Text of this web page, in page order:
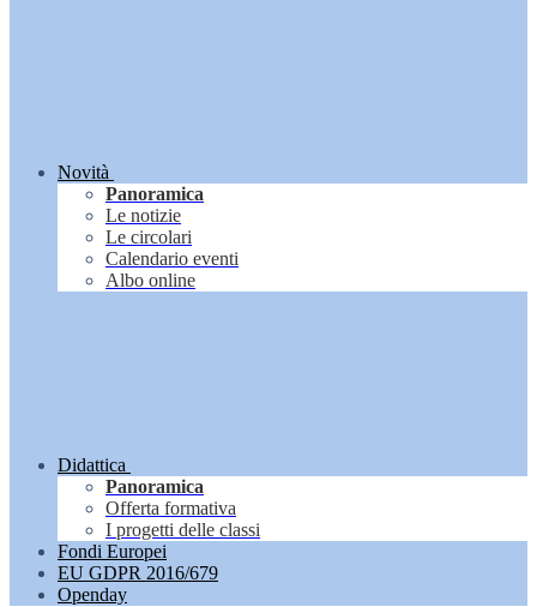
Novità
Panoramica
Le notizie
Le circolari
Calendario eventi
Albo online
Didattica
Panoramica
Offerta formativa
I progetti delle classi
Fondi Europei
EU GDPR 2016/679
Openday